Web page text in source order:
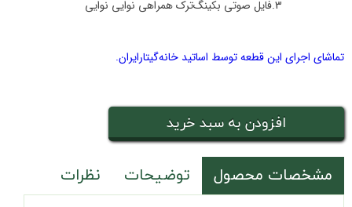
3.فایل صوتی بکینگ‌ترک همراهی نوایی نوایی
تماشای اجرای این قطعه توسط اساتید خانه‌گیتار‌ایران.
افزودن به سبد خرید
مشخصات محصول توضیحات نظرات